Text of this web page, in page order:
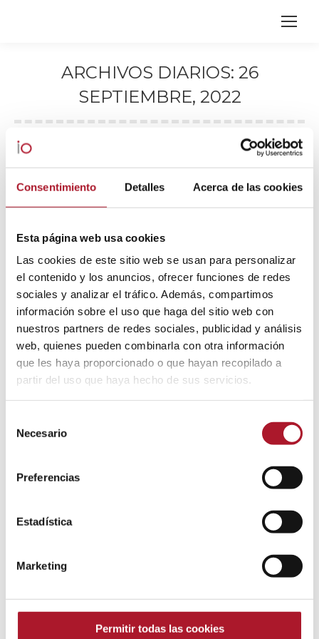
Consentimiento Detalles Acerca de las cookies
Esta página web usa cookies
Las cookies de este sitio web se usan para personalizar
el contenido y los anuncios, ofrecer funciones de redes
sociales y analizar el tráfico. Además, compartimos
información sobre el uso que haga del sitio web con
nuestros partners de redes sociales, publicidad y análisis
web, quienes pueden combinarla con otra información
que les haya proporcionado o que hayan recopilado a
partir del uso que haya hecho de sus servicios.
Necesario
Preferencias
Estadística
Marketing
Permitir todas las cookies
ARCHIVOS DIARIOS: 26
SEPTIEMBRE, 2022
Estás aquí:
Del Design Thinking al Design
IOInvestigación,IOMystery,IORetail
IO investigación 26 septiembre, 2022